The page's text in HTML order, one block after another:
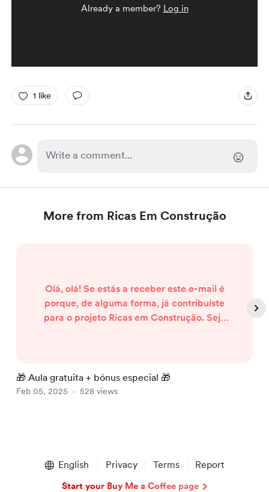
Already a member? Log in
1 like
More from Ricas Em Construção
Olá, olá! Se estás a receber este e-mail é
porque, de alguma forma, já contribuíste
para o projeto Ricas em Construção. Seja
fazer crescer esta missão de ajudar mais
pessoas a conseguirem um trabalho
🎁 Aula gratuita + bónus especial 🎁
Feb 05, 2025 528 views
English Privacy Terms Report
Start your Buy Me a Coffee page